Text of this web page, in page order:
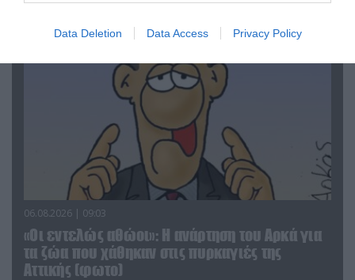
Data Deletion Data Access Privacy Policy
06.08.2026 | 09:03
«Οι εντελώς αθώοι»: Η ανάρτηση του Αρκά για
τα ζώα που χάθηκαν στις πυρκαγιές της
Αττικής (φωτο)